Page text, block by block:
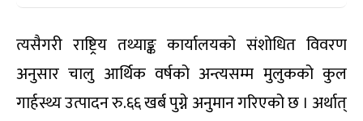
त्यसैगरी राष्ट्रिय तथ्याङ्क कार्यालयको संशोधित विवरण
अनुसार चालु आर्थिक वर्षको अन्त्यसम्म मुलुकको कुल
गार्हस्थ्य उत्पादन रु.६६ खर्ब पुग्ने अनुमान गरिएको छ । अर्थात्